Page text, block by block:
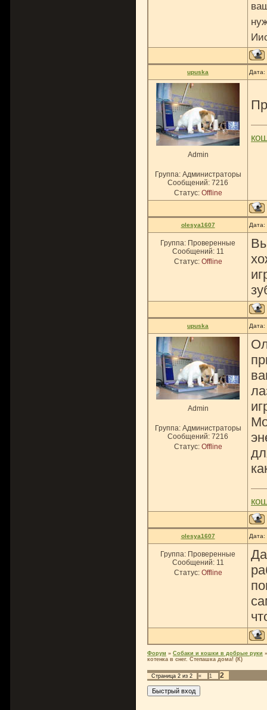
upuska
Admin
Группа: Администраторы
Сообщений: 7216
Статус: Offline
olesya1607
Группа: Проверенные
Сообщений: 11
Статус: Offline
upuska
Admin
Группа: Администраторы
Сообщений: 7216
Статус: Offline
olesya1607
Группа: Проверенные
Сообщений: 11
Статус: Offline
Форум » Собаки и кошки в добрые руки »
котенка в снег. Степашка дома! (К)
Страница 2 из 2 « 1 2